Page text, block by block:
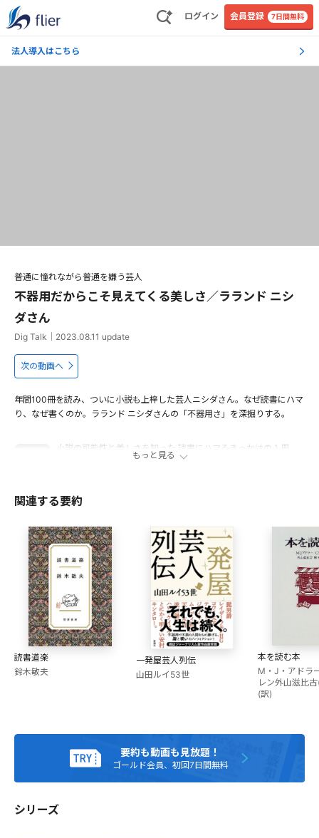
ログイン 会員登録 7日間無料
法人導入はこちら
普通に憧れながら普通を嫌う芸人
不器用だからこそ見えてくる美しさ／ラランド ニシ
ダさん
Dig Talk 2023.08.11 update
次の動画へ
年間100冊を読み、ついに小説も上梓した芸人ニシダさん。なぜ読書にハマ
り、なぜ書くのか。ラランド ニシダさんの「不器用さ」を深掘りする。
小説の可能性と美しさを知った 読書にハマるきっかけの１冊
ニシダが小説を書く理由
14:16 不器用な自分、普通の人生への憧れ
出演者
ニシダ（ラランド）
同級生のサーヤと結成したお笑いコンビ「ラランド」のツッ
コミ担当。1994年7月24日生まれ。山口県宇部市出身。上智
大学外国語学部中退。帰国子女（ドイツ〜スペイン〜日本神
奈川県）。 年間100冊読む読書家。得意なのは世界史。
TOEIC900点。Special skill：好きなことだけをして生きるこ
と、平気で嘘をつくことなど。 趣味は競馬を中心としたギャ
ンブル全般、マッチングアプリ、夕方まで寝ること、大食
もっと見る
関連する要約
読書道楽
鈴木敏夫
一発屋芸人列伝
山田ルイ53世
本を読む本
M・J・アドラ
レン外山滋比
(訳)
要約も動画も見放題！
ゴールド会員、初回7日間無料
シリーズ